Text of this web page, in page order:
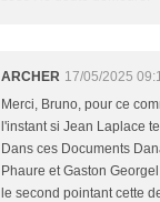
ARCHER 17/05/2025
Merci, Bruno, pour ce
l'instant si Jean Laplace
Dans ces Documents
Phaure et Gaston
le second pointant cette